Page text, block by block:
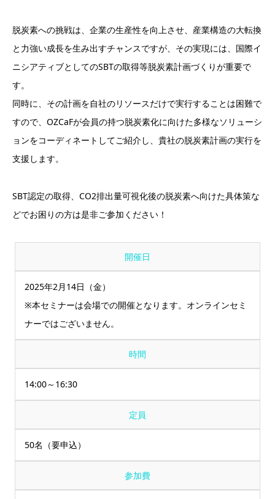
脱炭素への挑戦は、企業の生産性を向上させ、産業構造の大転換
と力強い成長を生み出すチャンスですが、その実現には、国際イ
ニシアティブとしてのSBTの取得等脱炭素計画づくりが重要で
す。
同時に、その計画を自社のリソースだけで実行することは困難で
すので、OZCaFが会員の持つ脱炭素化に向けた多様なソリューシ
ョンをコーディネートしてご紹介し、貴社の脱炭素計画の実行を
支援します。
SBT認定の取得、CO2排出量可視化後の脱炭素へ向けた具体策な
どでお困りの方は是非ご参加ください！
開催日
2025年2月14日（金）
※本セミナーは会場での開催となります。オンラインセミ
ナーではございません。
時間
14:00～16:30
定員
50名（要申込）
参加費